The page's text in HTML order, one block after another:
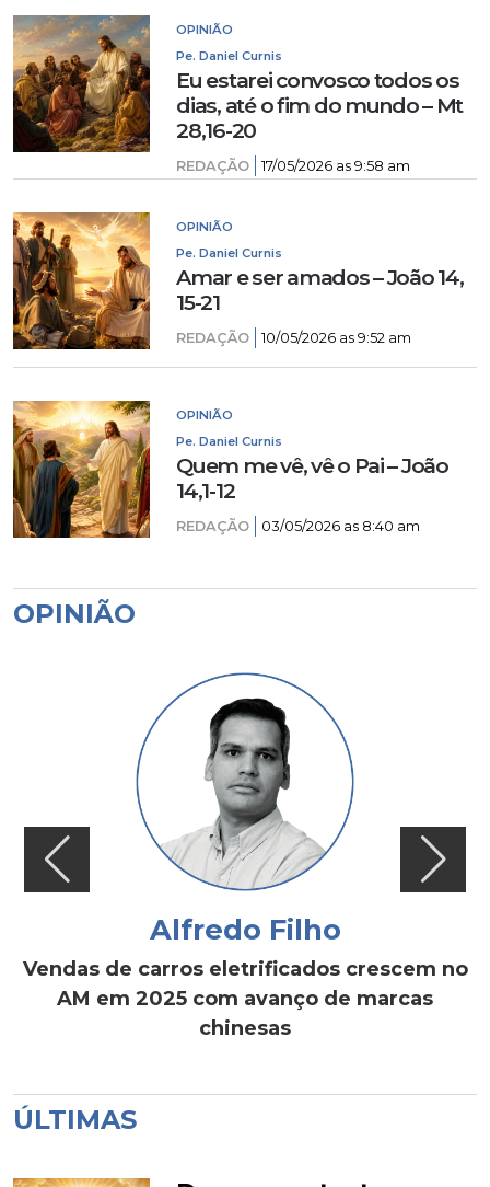
OPINIÃO
Pe. Daniel Curnis
Eu estarei convosco todos os
dias, até o fim do mundo – Mt
28,16-20
REDAÇÃO 17/05/2026 as 9:58 am
OPINIÃO
Pe. Daniel Curnis
Amar e ser amados – João 14,
15-21
REDAÇÃO 10/05/2026 as 9:52 am
OPINIÃO
Pe. Daniel Curnis
Quem me vê, vê o Pai – João
14,1-12
REDAÇÃO 03/05/2026 as 8:40 am
OPINIÃO
Alfredo Filho
Vendas de carros eletrificados crescem no
AM em 2025 com avanço de marcas
chinesas
ÚLTIMAS